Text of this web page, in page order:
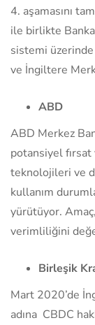
4. aşamasını
ile birlikte
sistemi
ve İngiltere
ABD
ABD Merkez
potansiyel
teknolojileri ve
kullanım
yürütüyor.
verimliliğini
Birleşik
Mart 2020’de
adına CBDC